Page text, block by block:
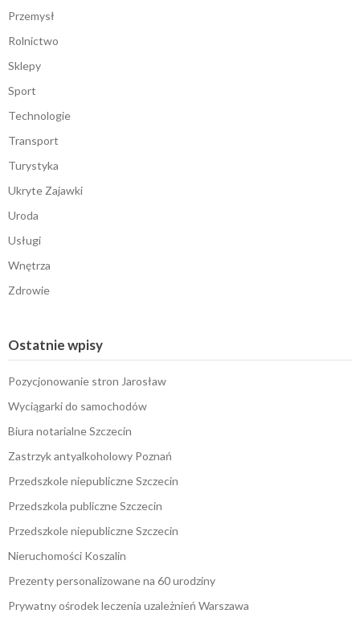
Przemysł
Rolnictwo
Sklepy
Sport
Technologie
Transport
Turystyka
Ukryte Zajawki
Uroda
Usługi
Wnętrza
Zdrowie
Ostatnie wpisy
Pozycjonowanie stron Jarosław
Wyciągarki do samochodów
Biura notarialne Szczecin
Zastrzyk antyalkoholowy Poznań
Przedszkole niepubliczne Szczecin
Przedszkola publiczne Szczecin
Przedszkole niepubliczne Szczecin
Nieruchomości Koszalin
Prezenty personalizowane na 60 urodziny
Prywatny ośrodek leczenia uzależnień Warszawa